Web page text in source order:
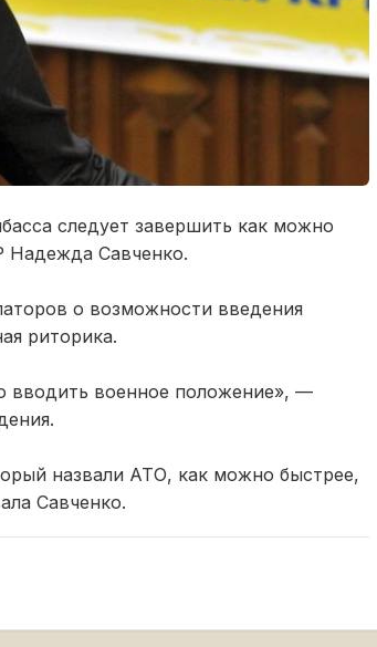
следует завершить как можно
Надежда Савченко.
о возможности введения
риторика.
вводить военное положение», —
назвали АТО, как можно быстрее,
Савченко.